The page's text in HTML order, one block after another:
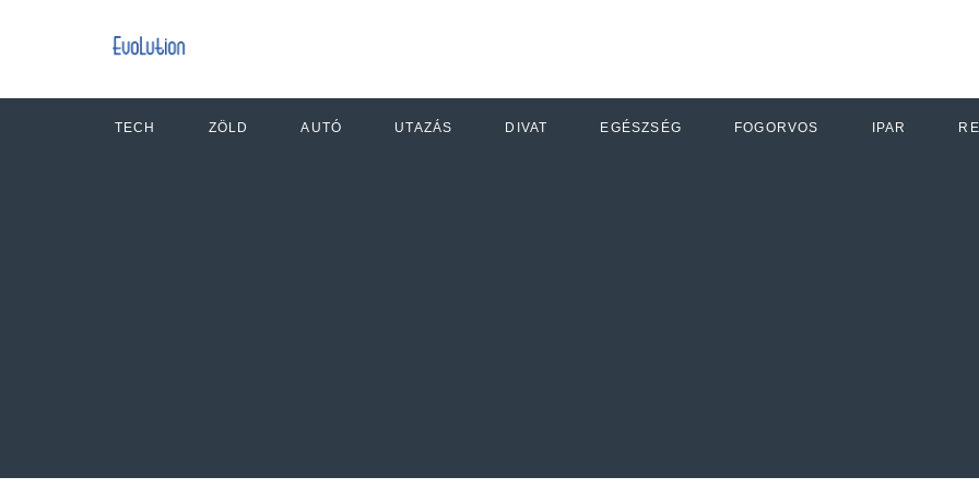
TECH ZÖLD AUTÓ UTAZÁS DIVAT EGÉSZSÉG FOGORVOS IPAR